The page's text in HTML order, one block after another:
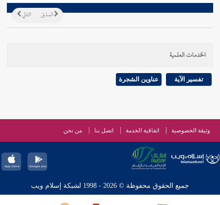
التالي السابق
الخدمات العلمية
تفسير الآية عناوين الشجرة
وثيقة الخصوصية اتفاقية الخدمة اتصل بنا من نحن
جميع الحقوق محفوظة © 2026 - 1998 لشبكة إسلام ويب